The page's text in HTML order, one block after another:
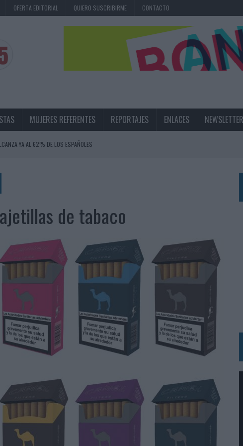
OFERTA EDITORIAL QUIERO SUSCRIBIRME CONTACTO
MUJERES REFERENTES REPORTAJES ENLACES NEWSLETTER
YA AL 62% DE LOS ESPAÑOLES
EL PATRIMONIO HISTÓRICO EN ACTIVOS CULTURALES Y ECONÓMICOS
LA GESTIÓN DE SUS RELACIONES CON LOS MEDIOS
CANARIO EN SU ÚLTIMA CAMPAÑA INTERNACIONAL
DE MARCA A LARGO PLAZO Y LA MEDICIÓN SON DOS CARAS DE LA MISMA
HOTELS & RESORTS
DOS VECES’, DE INUSUALY PARA CERVEZA CAPAZ
PARA ORANGE
EN UNA OPORTUNIDAD DE INCLUSIÓN
VERANO’
MOVISTAR
PARA EL REGRESO DEL FÚTBOL
SU PRÓXIMA CAMISETA FOREVER GREEN
DE 'LOS SIMPSON'
de tabaco